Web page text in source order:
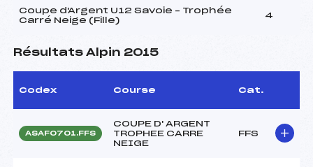
Coupe d'Argent U12 Savoie – Trophée
Carré Neige (Fille)
4
Résultats Alpin 2015
Codex Course Cat.
ASAF0701.FFS
COUPE D' ARGENT
TROPHEE CARRE
NEIGE
FFS